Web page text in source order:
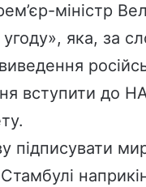
міністр
угоду», яка, за
вступити до